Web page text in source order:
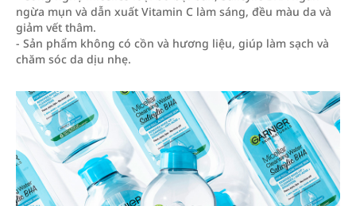
ngừa mụn và dẫn xuất Vitamin C làm sáng, đều màu da và
giảm vết thâm.
- Sản phẩm không có cồn và hương liệu, giúp làm sạch và
chăm sóc da dịu nhẹ.